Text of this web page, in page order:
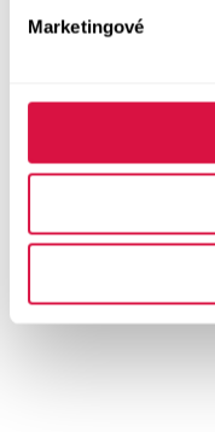
Marketingové